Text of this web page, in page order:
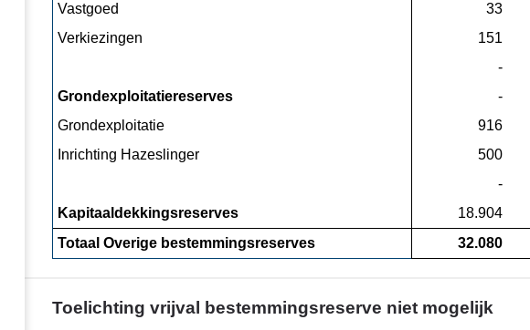
Vastgoed
33
Verkiezingen
151
-
Grondexploitatiereserves
-
Grondexploitatie
916
Inrichting Hazeslinger
500
-
Kapitaaldekkingsreserves
18.904
Totaal Overige bestemmingsreserves
32.080
Toelichting vrijval bestemmingsreserve niet mogelijk